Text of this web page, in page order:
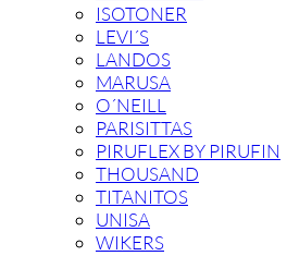
ISOTONER
LEVI´S
LANDOS
MARUSA
O´NEILL
PARISITTAS
PIRUFLEX BY PIRUFIN
THOUSAND
TITANITOS
UNISA
WIKERS